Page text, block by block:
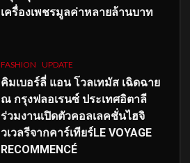
เครื่องเพชรมูลค่าหลายล้านบาท
FASHION UPDATE
คิมเบอร์ลี่ แอน โวลเทมัส เฉิดฉาย
ณ กรุงฟลอเรนซ์ ประเทศอิตาลี
ร่วมงานเปิดตัวคอลเลคชั่นไฮจิ
วเวลรีจากคาร์เทียร์LE VOYAGE
RECOMMENCÉ